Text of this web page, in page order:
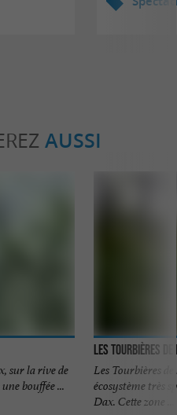
AUSSI
sur la rive de
bouffée ...
Les tourbières de
Les Tourbières
écosystème très
Dax. Cette zone ...